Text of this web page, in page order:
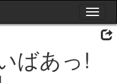
Toggle
ばあっ!